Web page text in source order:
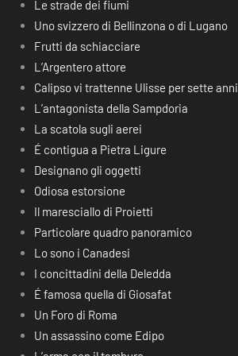
Le strade dei fiumi
Uno svizzero di Bellinzona o di Lugano
Frutti da schiacciare
L’Argentero attore
Calipso vi trattenne Ulisse per sette anni
L’antagonista della Sampdoria
La scatola sugli aerei
É contigua a Pietra Ligure
Designano gli oggetti
Odiosa estorsione
Il maresciallo di Proietti
Particolare quadro panoramico
Lo sono i Canadesi
I concittadini della Deledda
É famosa quella di Giosafat
Un Foro di Roma
Un assassino come Edipo